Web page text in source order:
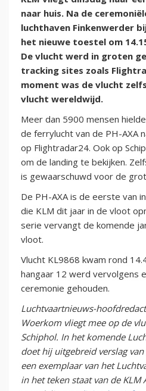
naar huis. Na de
luchthaven Finkenwerder
het nieuwe toestel om
De vlucht werd in groten
tracking sites zoals
moment was de vlucht
vlucht wereldwijd.
Meer dan 5900 mensen
de ferrylucht van de PH-AXA
op Flightradar24. Ook op
om de landing te bekijken.
is gewaarschuwd voor de
De PH-AXA is de eerste van
die KLM dit jaar in de vloot
serie vervangt de komende
vloot.
Vlucht KL9868 kwam rond
hangaar 12 werd vervolgens
ceremonie gehouden.
Luchtvaartnieuws-
Woerkom vliegt mee op de
Schiphol. In het komende
doet hij uitgebreid verslag
een exemplaar van het
in het teken staat van de KLM